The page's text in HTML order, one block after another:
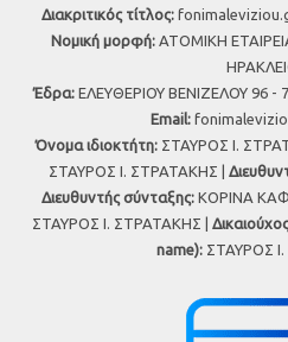
Διακριτικός τίτλος:
Νομική μορφή: ΑΤΟΜΙΚΗ
Έδρα: ΕΛΕΥΘΕΡΙΟΥ ΒΕΝΙΖΕΛΟΥ 96 -
Εmail:
Όνομα ιδιοκτήτη: ΣΤΑΥΡΟΣ Ι.
ΣΤΑΥΡΟΣ Ι. ΣΤΡΑΤΑΚΗΣ |
Διευθυντής σύνταξης:ΚΟΡΙΝΑ
ΣΤΑΥΡΟΣ Ι. ΣΤΡΑΤΑΚΗΣ |
name):ΣΤΑΥΡΟΣ